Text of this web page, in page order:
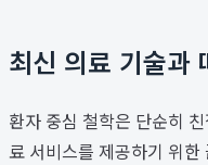
최신 의료 기술과
환자 중심 철학은 단순히
료 서비스를 제공하기 위